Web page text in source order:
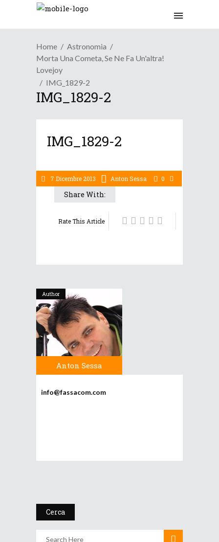
Home
Astronomia
Morta Una Cometa, Se Ne Fa Un'altra!
Lovejoy
IMG_1829-2
IMG_1829-2
7 Dicembre 2013 Anton Sessa 0
IMG_1829-2
Share With:
Rate This Article
Author
Anton Sessa
info@fassacom.com
Cerca